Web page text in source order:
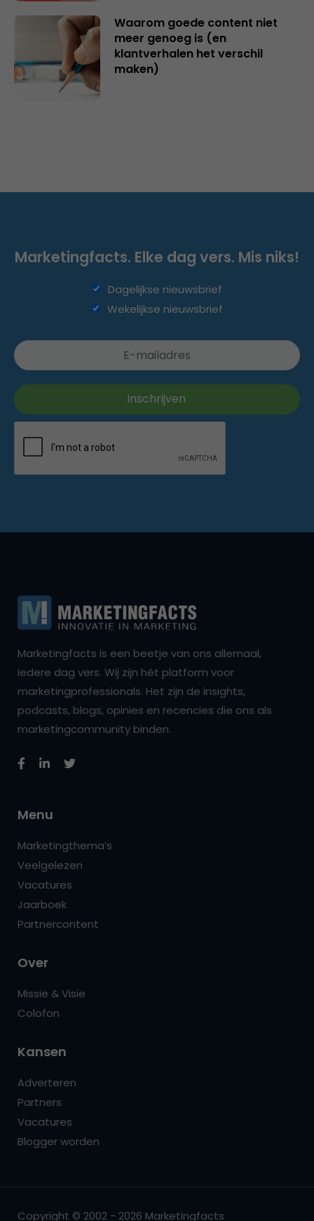
Waarom goede content niet
meer genoeg is (en
klantverhalen het verschil
maken)
Marketingfacts. Elke dag vers. Mis niks!
Dagelijkse nieuwsbrief
Wekelijkse nieuwsbrief
Marketingfacts is een beetje van ons allemaal,
iedere dag vers. Wij zijn hét platform voor
marketingprofessionals. Het zijn de insights,
podcasts, blogs, opinies en recencies die ons als
marketingcommunity binden.
Menu
Marketingthema’s
Veelgelezen
Vacatures
Jaarboek
Partnercontent
Over
Missie & Visie
Colofon
Kansen
Adverteren
Partners
Vacatures
Blogger worden
Copyright © 2002 - 2026 Marketingfacts